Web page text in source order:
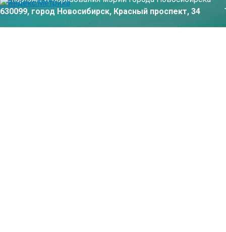
630099, город Новосибирск, Красный проспект, 34